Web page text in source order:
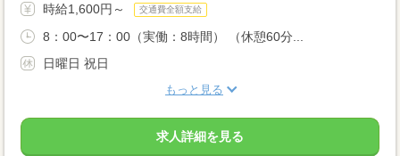
時給1,600円～ 交通費全額支給
8：00〜17：00（実働：8時間） （休憩60分...
日曜日 祝日
もっと見る
求人詳細を見る